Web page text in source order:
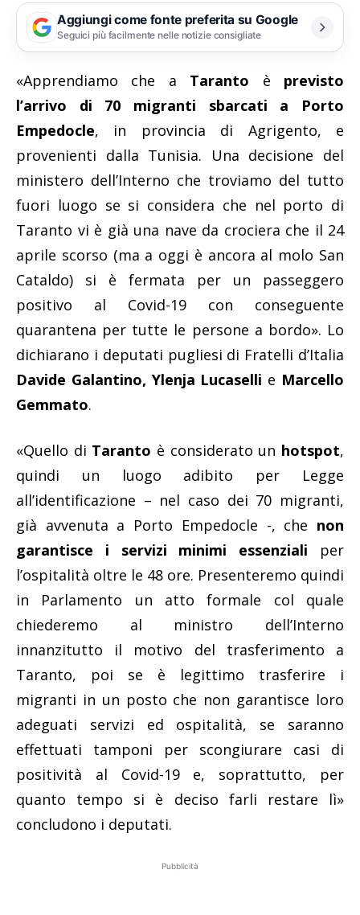
Aggiungi come fonte preferita su Google
Seguici più facilmente nelle notizie consigliate
«Apprendiamo che a Taranto è previsto
l’arrivo di 70 migranti sbarcati a Porto
Empedocle, in provincia di Agrigento, e
provenienti dalla Tunisia. Una decisione del
ministero dell’Interno che troviamo del tutto
fuori luogo se si considera che nel porto di
Taranto vi è già una nave da crociera che il 24
aprile scorso (ma a oggi è ancora al molo San
Cataldo) si è fermata per un passeggero
positivo al Covid-19 con conseguente
quarantena per tutte le persone a bordo». Lo
dichiarano i deputati pugliesi di Fratelli d’Italia
Davide Galantino, Ylenja Lucaselli e Marcello
Gemmato.
«Quello di Taranto è considerato un hotspot,
quindi un luogo adibito per Legge
all’identificazione – nel caso dei 70 migranti,
già avvenuta a Porto Empedocle -, che non
garantisce i servizi minimi essenziali per
l’ospitalità oltre le 48 ore. Presenteremo quindi
in Parlamento un atto formale col quale
chiederemo al ministro dell’Interno
innanzitutto il motivo del trasferimento a
Taranto, poi se è legittimo trasferire i
migranti in un posto che non garantisce loro
adeguati servizi ed ospitalità, se saranno
effettuati tamponi per scongiurare casi di
positività al Covid-19 e, soprattutto, per
quanto tempo si è deciso farli restare lì»
concludono i deputati.
Pubblicità